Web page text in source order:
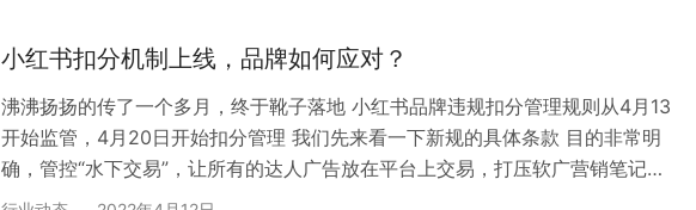
小红书扣分机制上线，品牌如何应对？
沸沸扬扬的传了一个多月，终于靴子落地 小红书品牌违规扣分管理规则从4月13
开始监管，4月20日开始扣分管理 我们先来看一下新规的具体条款 目的非常明
确，管控“水下交易”，让所有的达人广告放在平台上交易，打压软广营销笔记，
如果被检测到软广营销笔记会被扣分处理，每个品牌有10分原始分值，每次违规